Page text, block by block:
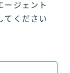
ージェント
てください